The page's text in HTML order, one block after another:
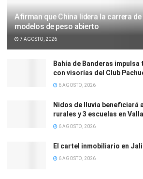
Afirman que China lidera la carrera
modelos de peso abierto
7 AGOSTO, 2026
Bahía de Banderas
con visorías del Club
6 AGOSTO, 2026
Nidos de lluvia beneficiará
rurales y 3 escuelas en
6 AGOSTO, 2026
El cartel inmobiliario en
6 AGOSTO, 2026